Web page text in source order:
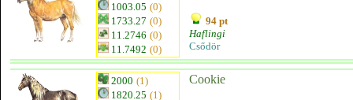
1003.05 (0)
1733.27 (0)
11.2746 (0)
11.7492 (0)
94 pt
Haflingi
Csődör
2000 (1)
1820.25 (1)
Cookie